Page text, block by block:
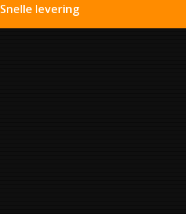
Snelle levering